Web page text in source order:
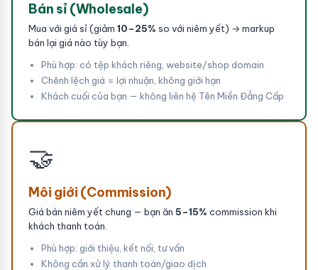
Bán sỉ (Wholesale)
Mua với giá sỉ (giảm 10–25% so với niêm yết) → markup
bán lại giá nào tùy bạn.
Phù hợp: có tệp khách riêng, website/shop domain
Chênh lệch giá = lợi nhuận, không giới hạn
Khách cuối của bạn — không liên hệ Tên Miền Đẳng Cấp
🤝
Môi giới (Commission)
Giá bán niêm yết chung — bạn ăn 5–15% commission khi
khách thanh toán.
Phù hợp: giới thiệu, kết nối, tư vấn
Không cần xử lý thanh toán/giao dịch